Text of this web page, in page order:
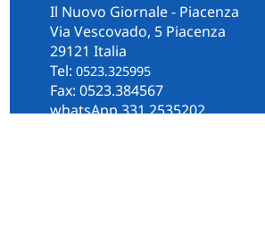
Il Nuovo Giornale - Piacenza
Via Vescovado, 5 Piacenza
29121 Italia
Tel: 0523.325995
Fax: 0523.384567
whatsApp 331.2535202